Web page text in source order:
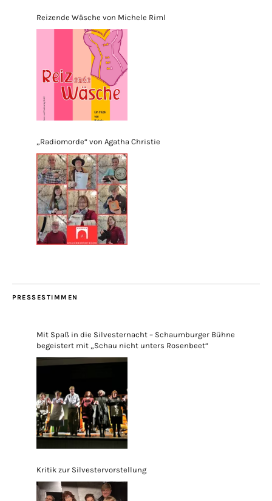
Reizende Wäsche von Michele Riml
„Radiomorde“ von Agatha Christie
PRESSESTIMMEN
Mit Spaß in die Silvesternacht – Schaumburger Bühne
begeistert mit „Schau nicht unters Rosenbeet“
Kritik zur Silvestervorstellung